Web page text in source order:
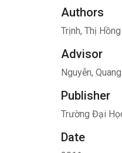
Authors
Trịnh, Thị Hồng
Advisor
Nguyễn,
Publisher
Trường Đại
Date